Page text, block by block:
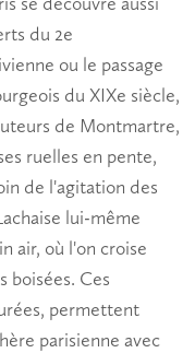
du 2e
ou le passage
du XIXe siècle,
de Montmartre,
ruelles en pente,
de l'agitation des
lui-même
air, où l'on croise
boisées. Ces
permettent
parisienne avec